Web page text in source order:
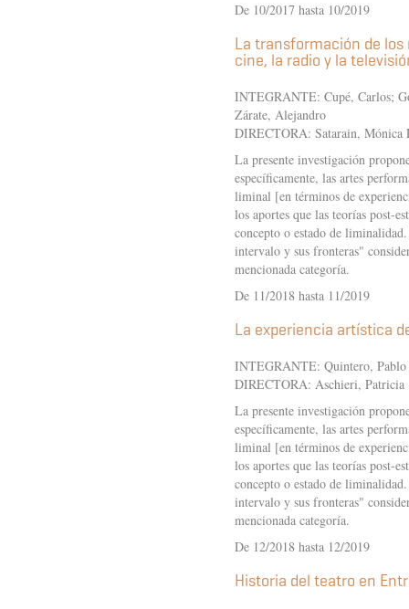
De 10/2017 hasta 10/2019
La transformación de
cine, la radio y la
INTEGRANTE: Cupé, Carlos;
Zárate, Alejandro
DIRECTORA: Satarain, Mónica
La presente investigación
específicamente, las artes
liminal [en términos de
los aportes que las teorías post-
concepto o estado de
intervalo y sus fronteras"
mencionada categoría.
De 11/2018 hasta 11/2019
La experiencia artística
INTEGRANTE: Quintero,
DIRECTORA: Aschieri, Patricia
La presente investigación
específicamente, las artes
liminal [en términos de
los aportes que las teorías post-
concepto o estado de
intervalo y sus fronteras"
mencionada categoría.
De 12/2018 hasta 12/2019
Historia del teatro en